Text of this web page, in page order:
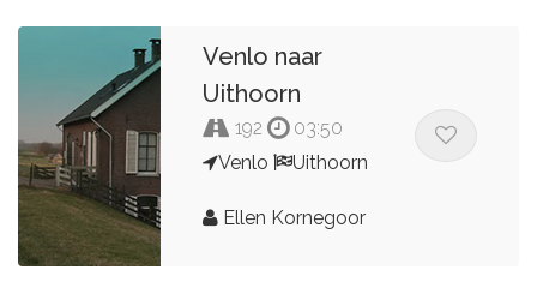
Venlo naar
Uithoorn
192
03:50
Venlo
Uithoorn
Ellen Kornegoor